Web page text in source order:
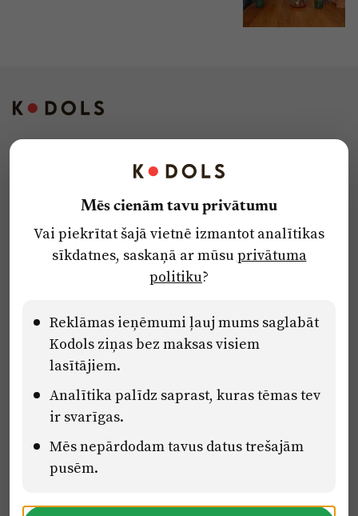
Privātuma politika
Ētikas kodekss
Pārredzamības paziņojumi
Eiropas Savienības Atveseļošanas un noturības mehānisma plāna
2.2. reformu un investīciju virziena “Uzņēmumu digitālā
transformācija un inovācijas” 2.2.1.5.i. investīcijas “Mediju nozares
uzņēmumu digitālās transformācijas veicināšana” pasākuma
“Mācības mediju nozares speciālistu digitālās kompetences un
zināšanu pilnveidošanai” projektā Latvijas Mediju nozares
Mēs cienām tavu privātumu
Vai piekrītat šajā vietnē izmantot analītikas
sīkdatnes, saskaņā ar mūsuprivātuma
politiku?
Reklāmas ieņēmumi ļauj mums saglabāt
Kodols ziņas bez maksas visiem
lasītājiem.
Analītika palīdz saprast, kuras tēmas tev
ir svarīgas.
Mēs nepārdodam tavus datus trešajām
pusēm.